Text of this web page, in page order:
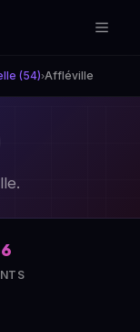
(54)›Affléville